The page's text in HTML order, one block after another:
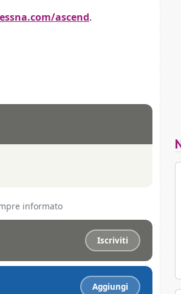
ascend.
informato
Iscriviti
Aggiungi